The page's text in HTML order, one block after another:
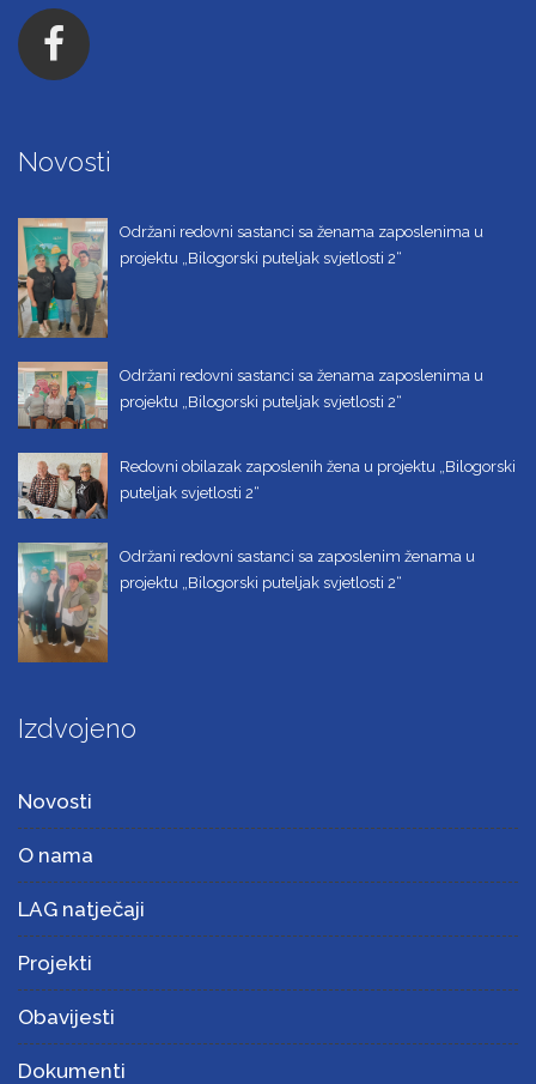
Novosti
Održani redovni sastanci sa ženama zaposlenima u
projektu „Bilogorski puteljak svjetlosti 2“
Održani redovni sastanci sa ženama zaposlenima u
projektu „Bilogorski puteljak svjetlosti 2“
Redovni obilazak zaposlenih žena u projektu „Bilogorski
puteljak svjetlosti 2“
Održani redovni sastanci sa zaposlenim ženama u
projektu „Bilogorski puteljak svjetlosti 2“
Izdvojeno
Novosti
O nama
LAG natječaji
Projekti
Obavijesti
Dokumenti